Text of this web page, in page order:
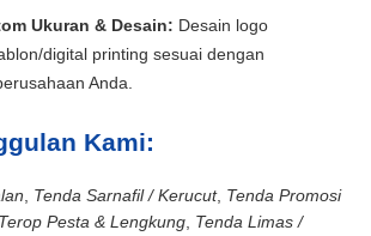
Ukuran & Desain: Desain logo
digital printing sesuai dengan
Anda.
Kami:
Tenda Sarnafil / Kerucut, Tenda Promosi
Pesta & Lengkung Tenda Limas /